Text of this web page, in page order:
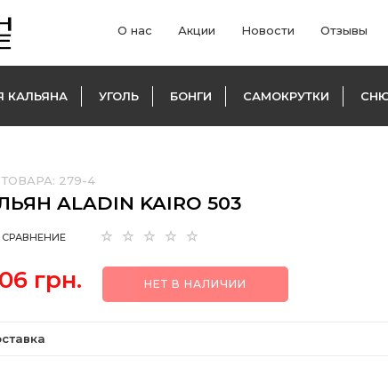
О нас Акции Новости Отзывы
КАЛЬЯНА УГОЛЬ БОНГИ САМОКРУТКИ
279-4
ALADIN KAIRO 503
СРАВНЕНИЕ
грн. НЕТ В НАЛИЧИИ